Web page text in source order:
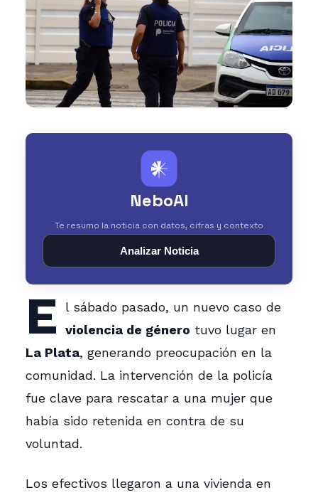
𒀭
NeboAI
Te resumo la noticia con datos, cifras y contexto
Analizar Noticia
E
l sábado pasado, un nuevo caso de
violencia de género tuvo lugar en
La Plata, generando preocupación en la
comunidad. La intervención de la policía
fue clave para rescatar a una mujer que
había sido retenida en contra de su
voluntad.
Los efectivos llegaron a una vivienda en